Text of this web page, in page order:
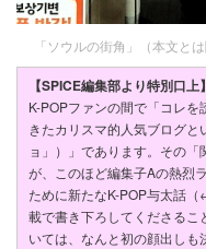
「ソウルの街角」（本文と
【SPICE編集部より特別口上】
K-POPファンの間で「コレ
きたカリスマ的人気ブログ
ョ」）」であります。その
が、このほど編集子Aの熱烈
ために新たなK-POP与太話
載で書き下ろしてくださるこ
いては、なんと初の顔出し